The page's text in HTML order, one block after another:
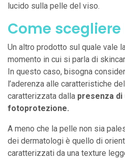
lucido sulla pelle del viso.
Come
Un altro prodotto sul quale vale
momento in cui si parla di
In questo caso, bisogna
l’aderenza alle caratteristiche
caratterizzata dalla presenza
fotoprotezione.
A meno che la pelle non sia
dei dermatologi è quello di
caratterizzati da una texture